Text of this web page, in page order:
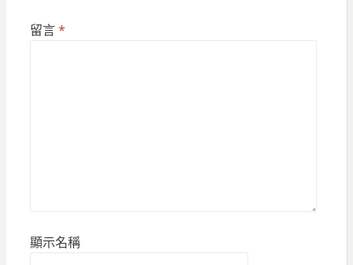
留言*
顯示名稱